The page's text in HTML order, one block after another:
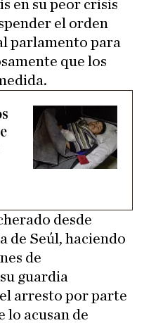
en su peor crisis
el orden
parlamento para
que los
desde
de Seúl, haciendo
de
guardia
arresto por parte
lo acusan de